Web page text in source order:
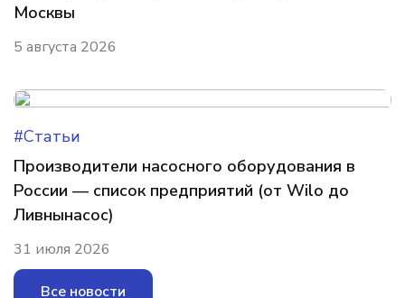
Москвы
5 августа 2026
#Статьи
Производители насосного оборудования в
России — список предприятий (от Wilo до
Ливнынасос)
31 июля 2026
Все новости